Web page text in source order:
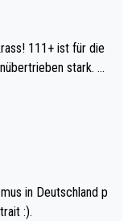
die
stark. U
in Deutschland p
:).